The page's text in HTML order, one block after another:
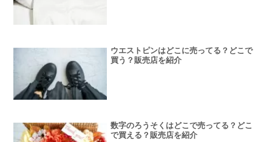
ウエストピンはどこに売ってる？どこで
買う？販売店を紹介
数字のろうそくはどこで売ってる？どこ
で買える？販売店を紹介